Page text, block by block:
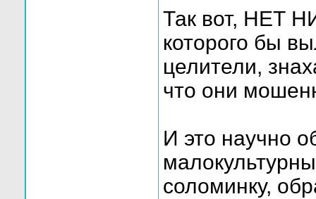
Так вот, НЕТ
которого бы
целители,
что они
И это научно
соломинку,